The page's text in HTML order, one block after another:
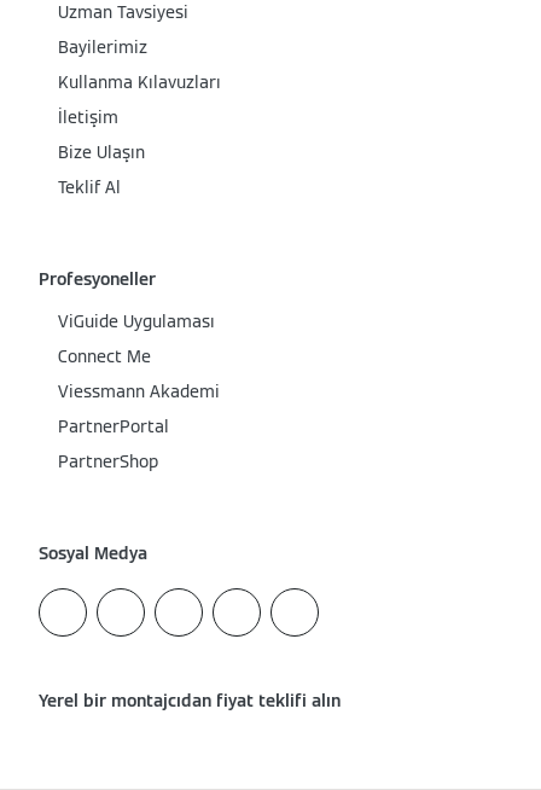
Uzman Tavsiyesi
Bayilerimiz
Kullanma Kılavuzları
İletişim
Bize Ulaşın
Teklif Al
Profesyoneller
ViGuide Uygulaması
Connect Me
Viessmann Akademi
PartnerPortal
PartnerShop
Sosyal Medya
Yerel bir montajcıdan fiyat teklifi alın